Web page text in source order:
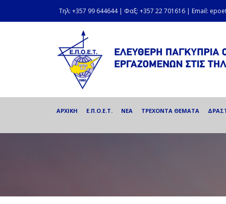
Τηλ: +357 99 644644 | Φαξ: +357 22 701616 | Email:
ΑΡΧΙΚΗ Ε.Π.Ο.Ε.Τ. ΝΕΑ ΤΡΕΧΟΝΤΑ ΘΕΜΑΤΑ